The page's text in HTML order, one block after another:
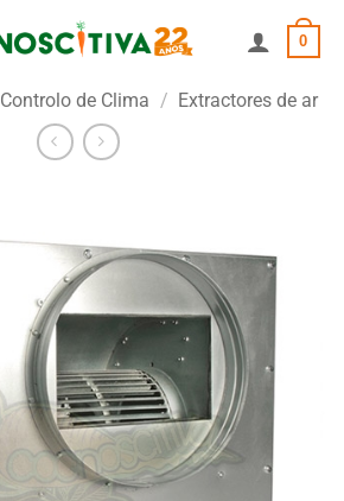
0
Controlo de Clima / Extractores de ar